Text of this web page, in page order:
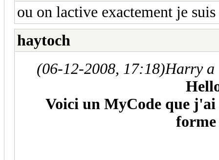
ou on lactive exactement je
haytoch
(06-12-2008, 17:18)Harry
Voici un MyCode que j'ai